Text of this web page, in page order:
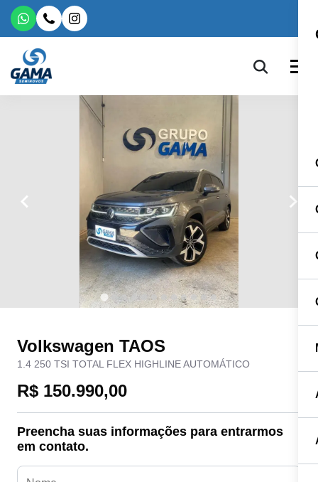
Volkswagen TAOS
1.4 250 TSI TOTAL FLEX HIGHLINE AUTOMÁTICO
R$ 150.990,00
Preencha suas informações para entrarmos
em contato.